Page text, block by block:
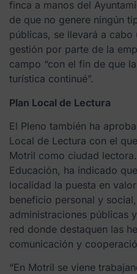
finca a manos del
de que no genere ningún
públicas, se llevará a cabo
gestión por parte de la
campo “con el fin de que
turística continué”.
Plan Local de Lectura
El Pleno también ha
Local de Lectura con el
Motril como ciudad
Educación, ha indicado
localidad la puesta en
beneficio personal y
administraciones públicas
red donde destaquen las
comunicación y
“En Motril se viene